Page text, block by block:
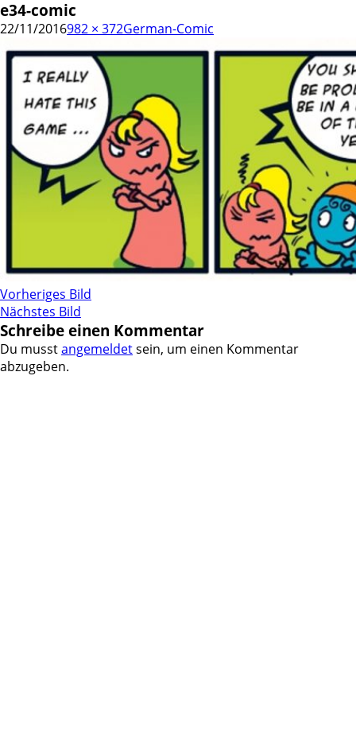
e34-comic
22/11/2016982 × 372German-Comic
Vorheriges Bild
Nächstes Bild
Schreibe einen Kommentar
Du musstangemeldetsein, um einen Kommentar
abzugeben.